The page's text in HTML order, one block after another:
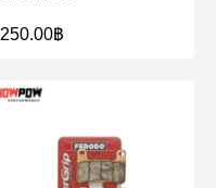
250.00฿